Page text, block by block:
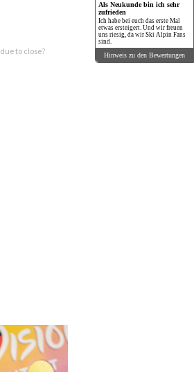
to close?
Als Neukunde bin ich sehr
zufrieden
Ich habe bei euch das erste Mal
etwas ersteigert. Und wir freuen
uns riesig, da wir Ski Alpin Fans
sind.
Hinweis zu den Bewertungen